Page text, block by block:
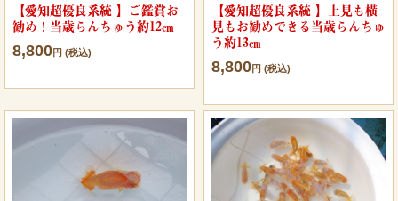
【愛知超優良系統 】ご鑑賞お
勧め！当歳らんちゅう約12㎝
8,800円 (税込)
【愛知超優良系統 】上見も横
見もお勧めできる当歳らんちゅ
う約13㎝
8,800円 (税込)